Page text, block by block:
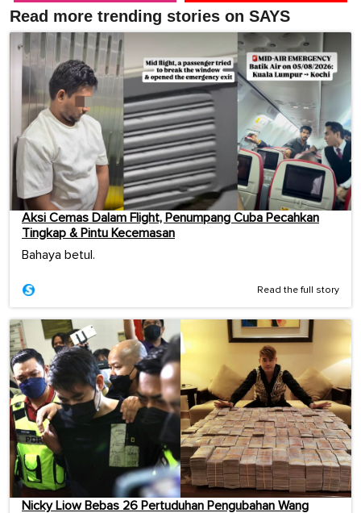
Read more trending stories on SAYS
Aksi Cemas Dalam Flight, Penumpang Cuba Pecahkan
Tingkap & Pintu Kecemasan
Bahaya betul.
Read the full story
Nicky Liow Bebas 26 Pertuduhan Pengubahan Wang